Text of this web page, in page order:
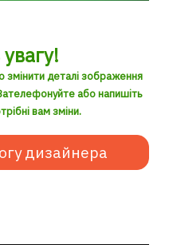
змінити деталі зображення
або напишіть
вам зміни.
дизайнера